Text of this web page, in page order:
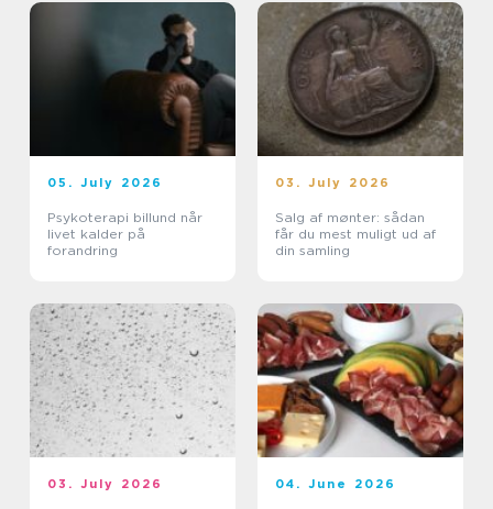
05. July 2026
Psykoterapi billund når
livet kalder på
forandring
03. July 2026
Salg af mønter: sådan
får du mest muligt ud af
din samling
03. July 2026 04. June 2026